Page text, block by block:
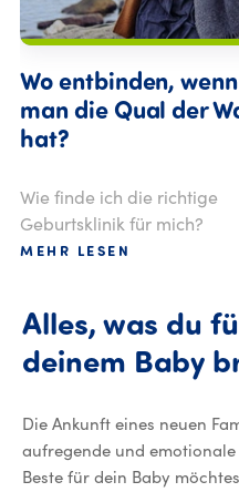
Wo entbinden, wenn
man die Qual der
hat?
Wie finde ich die richtige
Geburtsklinik für mich?
MEHR LESEN
Alles, was du
deinem Baby
Die Ankunft eines neuen
aufregende und
Beste für dein Baby